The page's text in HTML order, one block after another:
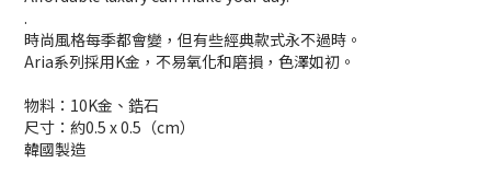
.
時尚風格每季都會變，但有些經典款式永不過時。
Aria系列採用K金，不易氧化和磨損，色澤如初。
物料：10K金、鋯石
尺寸：約0.5 x 0.5（cm）
韓國製造